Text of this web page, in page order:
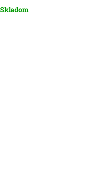
Skladom